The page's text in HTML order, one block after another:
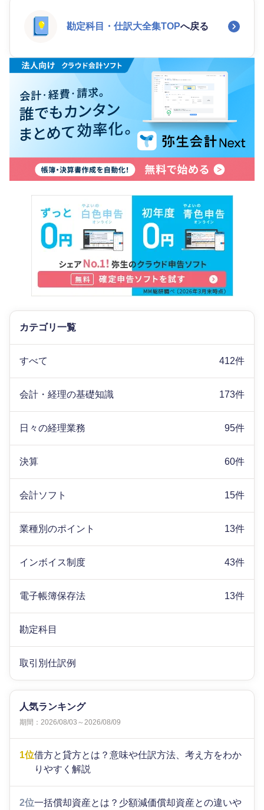
勘定科目・仕訳大全集TOPへ戻る
カテゴリ一覧
すべて 412件
会計・経理の基礎知識 173件
日々の経理業務 95件
決算 60件
会計ソフト 15件
業種別のポイント 13件
インボイス制度 43件
電子帳簿保存法 13件
勘定科目
取引別仕訳例
人気ランキング
期間：2026/08/03～2026/08/09
1位借方と貸方とは？意味や仕訳方法、考え方をわか
りやすく解説
2位一括償却資産とは？少額減価償却資産との違いや